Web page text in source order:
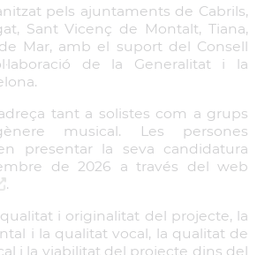
pels ajuntaments de Cabrils,
Sant Vicenç de Montalt, Tiana,
Mar, amb el suport del Consell
de la Generalitat i la
tant a solistes com a grups
musical. Les persones
presentar la seva candidatura
de 2026 a través del web
.
i originalitat del projecte, la
i la qualitat vocal, la qualitat de
i la viabilitat del projecte dins del